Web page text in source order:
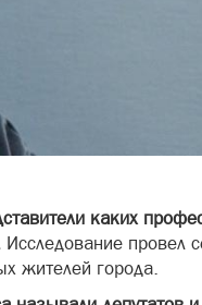
каких
Исследование провел
жителей города.